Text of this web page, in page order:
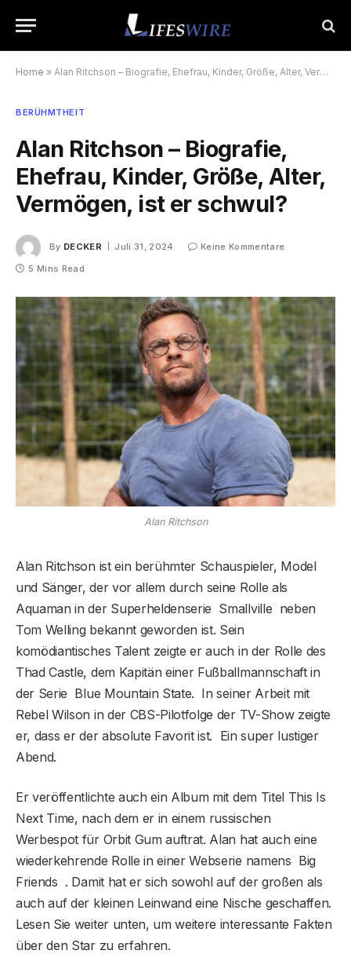
Home » Alan Ritchson – Biografie, Ehefrau, Kinder, Größe, Alter, Vermögen, ist er schwul?
BERÜHMTHEIT
Alan Ritchson – Biografie,
Ehefrau, Kinder, Größe, Alter,
Vermögen, ist er schwul?
By DECKER Juli 31, 2024
Keine Kommentare
5 Mins Read
Alan Ritchson
Alan Ritchson ist ein berühmter Schauspieler, Model
und Sänger, der vor allem durch seine Rolle als
Aquaman in der Superheldenserie Smallville neben
Tom Welling bekannt geworden ist. Sein
komödiantisches Talent zeigte er auch in der Rolle des
Thad Castle, dem Kapitän einer Fußballmannschaft in
der Serie Blue Mountain State. In seiner Arbeit mit
Rebel Wilson in der CBS-Pilotfolge der TV-Show zeigte
er, dass er der absolute Favorit ist. Ein super lustiger
Abend.
Er veröffentlichte auch ein Album mit dem Titel This Is
Next Time, nach dem er in einem russischen
Werbespot für Orbit Gum auftrat. Alan hat auch eine
wiederkehrende Rolle in einer Webserie namens Big
Friends . Damit hat er sich sowohl auf der großen als
auch auf der kleinen Leinwand eine Nische geschaffen.
Lesen Sie weiter unten, um weitere interessante Fakten
über den Star zu erfahren.